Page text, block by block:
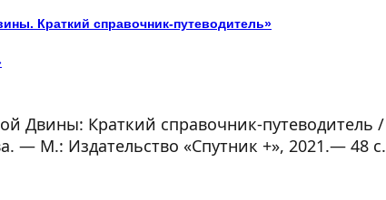
Краткий справочник-путеводитель»
Двины: Краткий справочник-путеводитель /
— М.: Издательство «Спутник +», 2021.— 48 с.